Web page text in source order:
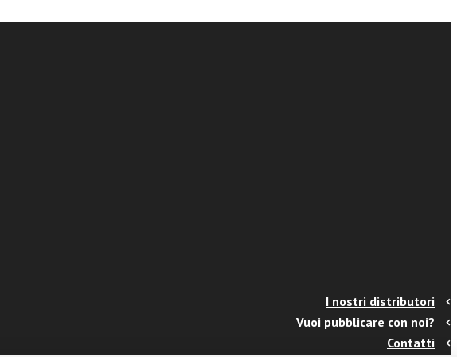
I nostri distributori
Vuoi pubblicare con noi?
Contatti